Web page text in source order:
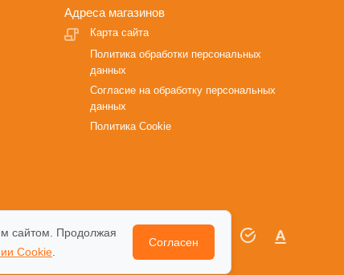
Адреса магазинов
Карта сайта
Политика обработки персональных
данных
Согласие на обработку персональных
данных
Политика Cookie
сайтом. Продолжая
Cookie
Согласен